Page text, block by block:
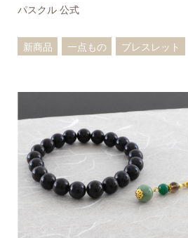
パスクル 公式
新商品 一点もの
ブレスレット
十勝石
翡翠